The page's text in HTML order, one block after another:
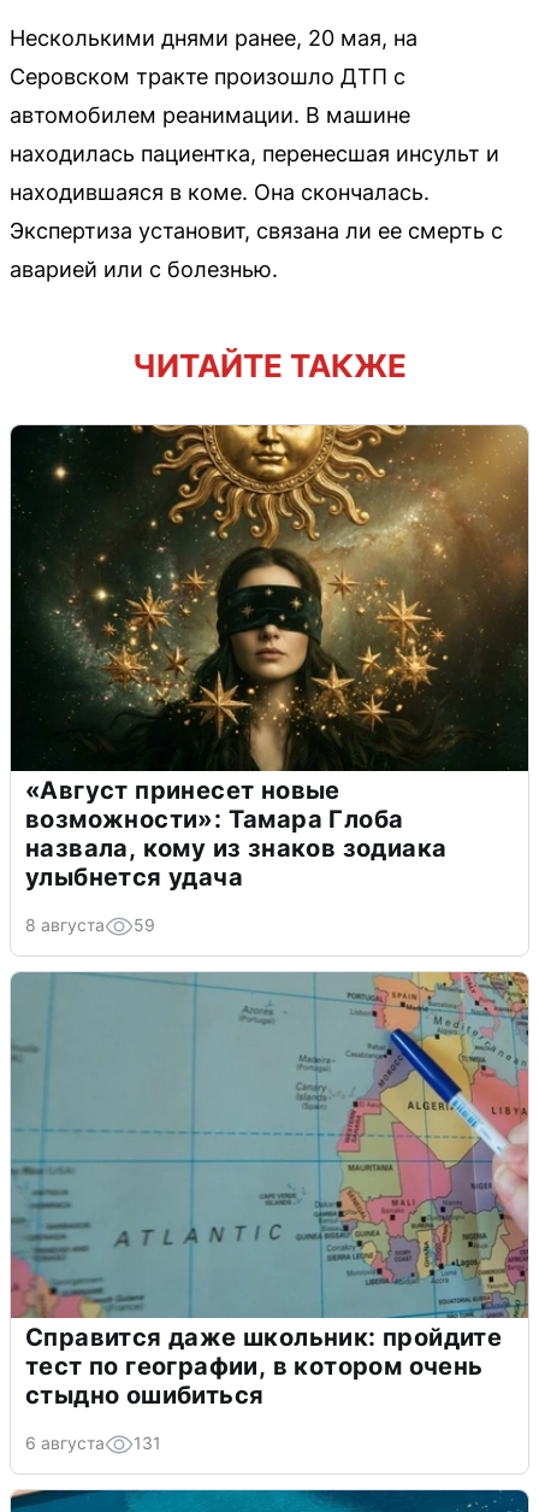
Несколькими днями ранее, 20 мая, на
Серовском тракте произошло ДТП с
автомобилем реанимации. В машине
находилась пациентка, перенесшая инсульт и
находившаяся в коме. Она скончалась.
Экспертиза установит, связана ли ее смерть с
аварией или с болезнью.
ЧИТАЙТЕ ТАКЖЕ
«Август принесет новые
возможности»: Тамара Глоба
назвала, кому из знаков зодиака
улыбнется удача
8 августа 59
Справится даже школьник: пройдите
тест по географии, в котором очень
стыдно ошибиться
6 августа 131